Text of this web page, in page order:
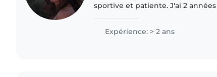
sportive et patiente. J'ai 2
Expérience: > 2 ans